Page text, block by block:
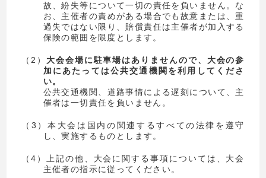
故、紛失等について一切の責任を負いません。な
お、主催者の責めがある場合でも故意または、重
過失ではない限り、賠償責任は主催者が加入する
保険の範囲を限度とします。
（2） 大会会場に駐車場はありませんので、大会の参
加にあたっては公共交通機関を利用してくださ
い。
公共交通機関、道路事情による遅刻について、主
催者は一切責任を負いません。
（3）本大会は国内の関連するすべての法律を遵守
し、実施するものとします。
（4）上記の他、大会に関する事項については、大会
主催者の指示に従ってください。